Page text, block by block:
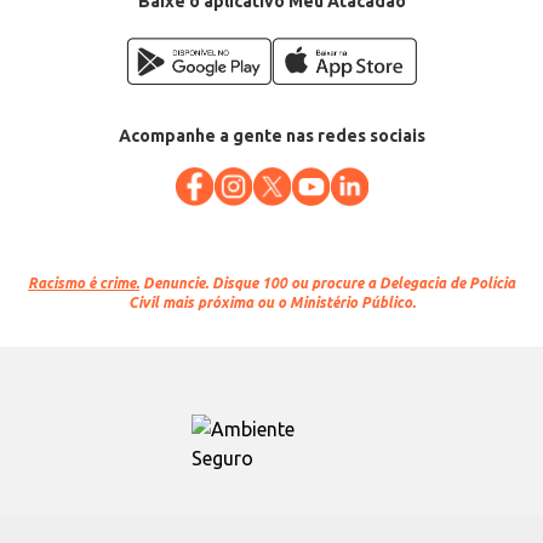
Acompanhe a gente nas redes sociais
Racismo é crime. Denuncie. Disque 100 ou procure a Delegacia de Polícia
Civil mais próxima ou o Ministério Público.